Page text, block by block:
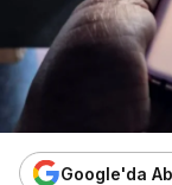
Google'da